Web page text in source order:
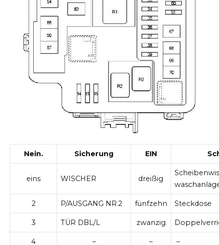
Nein. Sicherung EIN
eins WISCHER dreißig
2 P/AUSGANG NR.2 fünfzehn Steckdose
3 TÜR DBL/L zwanzig
4 – – –